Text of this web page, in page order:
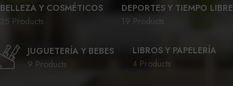
BELLEZA Y COSMÉTICOS
25 Products
DEPORTES Y TIEMPO LIBRE
19 Products
JUGUETERÍA Y BEBES
9 Products
LIBROS Y PAPELERÍA
4 Products